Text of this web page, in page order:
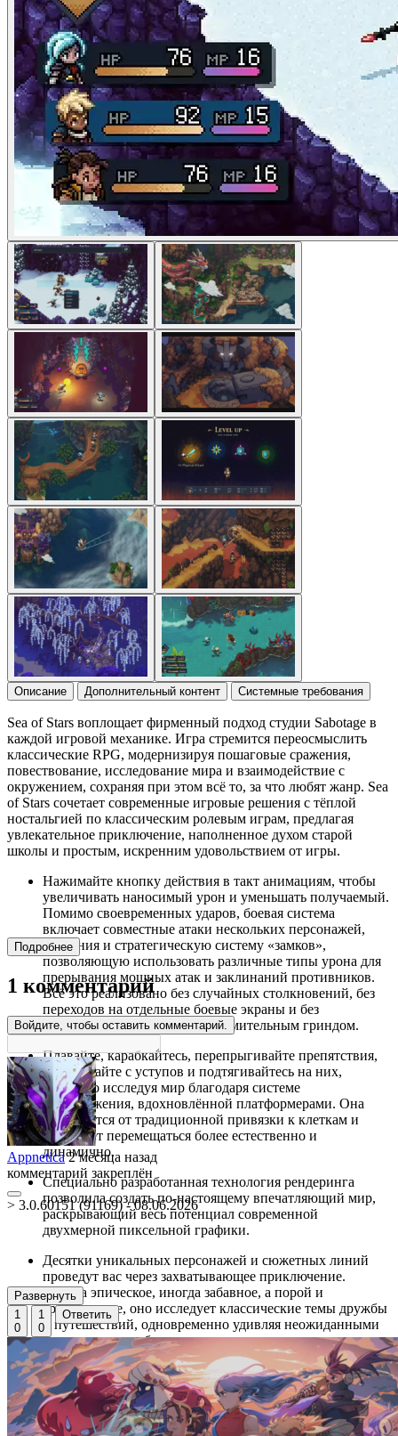
Описание Дополнительный контент Системные требования
Sea of Stars воплощает фирменный подход студии Sabotage в
каждой игровой механике. Игра стремится переосмыслить
классические RPG, модернизируя пошаговые сражения,
повествование, исследование мира и взаимодействие с
окружением, сохраняя при этом всё то, за что любят жанр. Sea
of Stars сочетает современные игровые решения с тёплой
ностальгией по классическим ролевым играм, предлагая
увлекательное приключение, наполненное духом старой
школы и простым, искренним удовольствием от игры.
Нажимайте кнопку действия в такт анимациям, чтобы
увеличивать наносимый урон и уменьшать получаемый.
Помимо своевременных ударов, боевая система
включает совместные атаки нескольких персонажей,
усиления и стратегическую систему «замков»,
позволяющую использовать различные типы урона для
прерывания мощных атак и заклинаний противников.
Всё это реализовано без случайных столкновений, без
переходов на отдельные боевые экраны и без
необходимости заниматься утомительным гриндом.
Плавайте, карабкайтесь, перепрыгивайте препятствия,
спрыгивайте с уступов и подтягивайтесь на них,
свободно исследуя мир благодаря системе
передвижения, вдохновлённой платформерами. Она
избавляется от традиционной привязки к клеткам и
позволяет перемещаться более естественно и
динамично.
Специально разработанная технология рендеринга
позволила создать по-настоящему впечатляющий мир,
раскрывающий весь потенциал современной
двухмерной пиксельной графики.
Десятки уникальных персонажей и сюжетных линий
проведут вас через захватывающее приключение.
Иногда эпическое, иногда забавное, а порой и
трогательное, оно исследует классические темы дружбы
и путешествий, одновременно удивляя неожиданными
поворотами и событиями, которыми славятся игры
студии Sabotage.
В мире Sea of Stars всегда найдётся занятие, если
захочется отвлечься от основного приключения. Вы
сможете плавать под парусом, готовить еду, рыбачить,
Подробнее
1 комментарий
Войдите, чтобы оставить комментарий.
Appnetica 2 месяца назад
комментарий закреплён
> 3.0.60151 (91169) - 08.06.2026
Развернуть
1
0
1
0
Ответить